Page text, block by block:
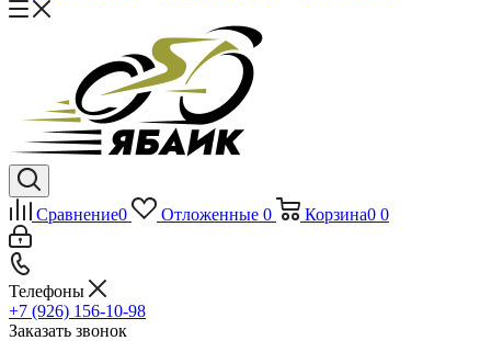
Сравнение0 Отложенные 0 Корзина0 0
Телефоны
+7 (926) 156-10-98
Заказать звонок